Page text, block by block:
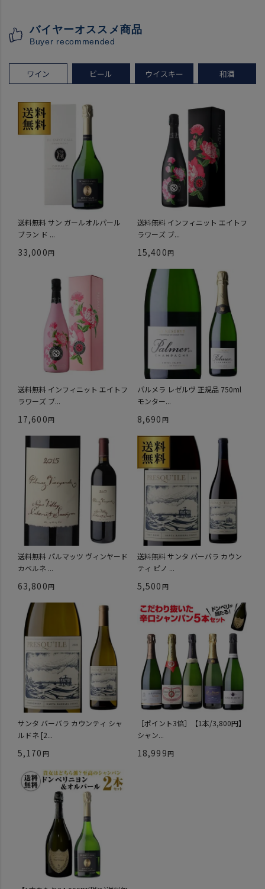
バイヤーオススメ商品
Buyer recommended
ワイン ビール ウイスキー 和酒
送料無料 サン ガールオルパール
ブラン ド ...
33,000
送料無料 インフィニット エイトフ
ラワーズ ブ...
15,400
送料無料 インフィニット エイトフ
ラワーズ ブ...
17,600
パルメラ レゼルヴ 正規品 750ml
モンター...
8,690
送料無料 パルマッツ ヴィンヤード
カベルネ ...
63,800
送料無料 サンタ バーバラ カウン
ティ ピノ ...
5,500
サンタ バーバラ カウンティ シャ
ルドネ [2...
5,170
［ポイント3倍］【1本/3,800円】
シャン...
18,999